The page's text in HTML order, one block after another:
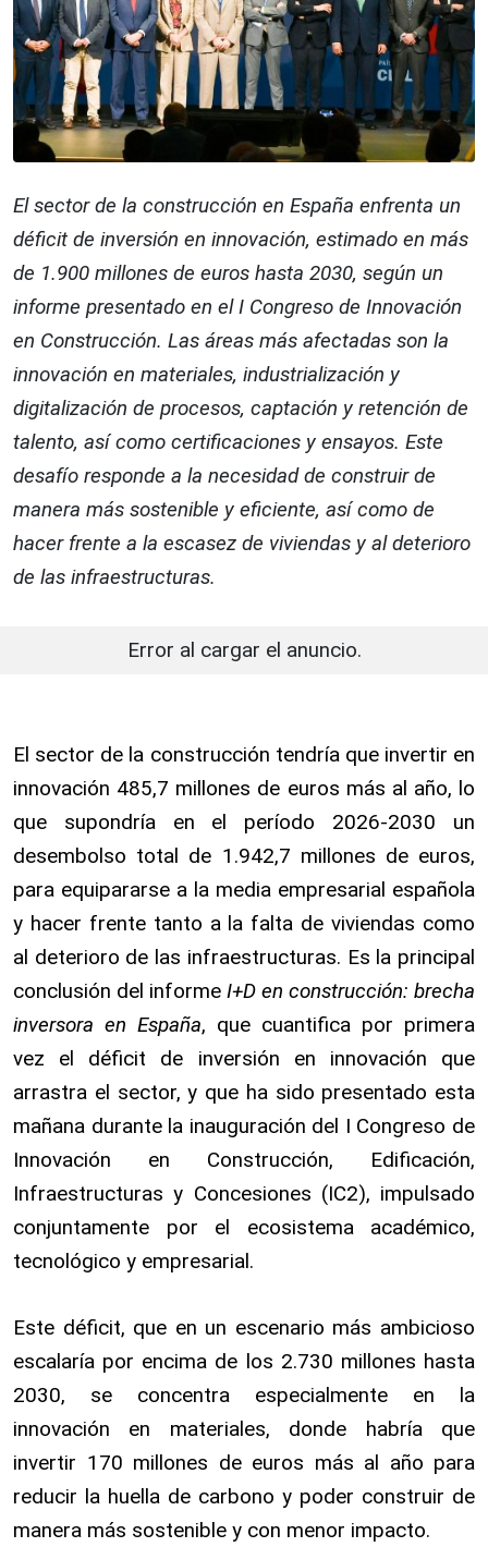
El sector de la construcción en España enfrenta un
déficit de inversión en innovación, estimado en más
de 1.900 millones de euros hasta 2030, según un
informe presentado en el I Congreso de Innovación
en Construcción. Las áreas más afectadas son la
innovación en materiales, industrialización y
digitalización de procesos, captación y retención de
talento, así como certificaciones y ensayos. Este
desafío responde a la necesidad de construir de
manera más sostenible y eficiente, así como de
hacer frente a la escasez de viviendas y al deterioro
de las infraestructuras.
Error al cargar el anuncio.
El sector de la construcción tendría que invertir en
innovación 485,7 millones de euros más al año, lo
que supondría en el período 2026-2030 un
desembolso total de 1.942,7 millones de euros,
para equipararse a la media empresarial española
y hacer frente tanto a la falta de viviendas como
al deterioro de las infraestructuras. Es la principal
conclusión del informe I+D en construcción: brecha
inversora en España, que cuantifica por primera
vez el déficit de inversión en innovación que
arrastra el sector, y que ha sido presentado esta
mañana durante la inauguración del I Congreso de
Innovación en Construcción, Edificación,
Infraestructuras y Concesiones (IC2), impulsado
conjuntamente por el ecosistema académico,
tecnológico y empresarial.
Este déficit, que en un escenario más ambicioso
escalaría por encima de los 2.730 millones hasta
2030, se concentra especialmente en la
innovación en materiales, donde habría que
invertir 170 millones de euros más al año para
reducir la huella de carbono y poder construir de
manera más sostenible y con menor impacto.